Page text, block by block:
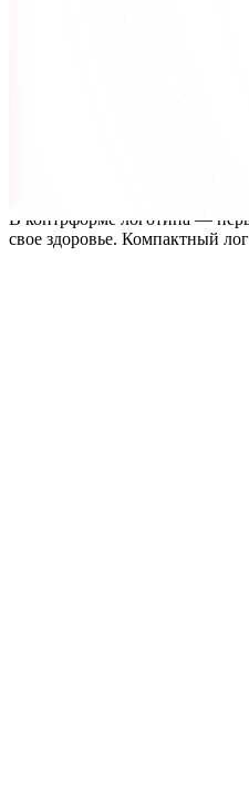
В контрформе логотипа —
свое здоровье. Компактный